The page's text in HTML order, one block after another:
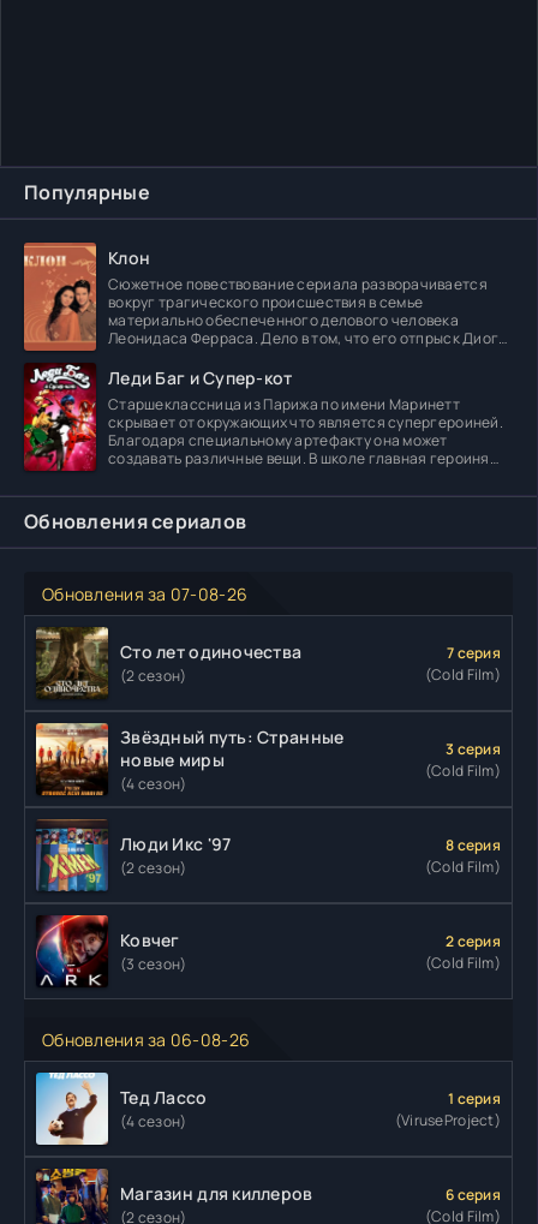
Популярные
Клон
Сюжетное повествование сериала разворачивается
вокруг трагического происшествия в семье
материально обеспеченного делового человека
Леонидаса Ферраса. Дело в том, что его отпрыск Диога
Леди Баг и Супер-кот
Старшеклассница из Парижа по имени Маринетт
скрывает от окружающих что является супергероиней.
Благодаря специальному артефакту она может
создавать различные вещи. В школе главная героиня
Обновления сериалов
Обновления за 07-08-26
Сто лет одиночества
(2 сезон)
7 серия
(Cold Film)
Звёздный путь: Странные
новые миры
(4 сезон)
3 серия
(Cold Film)
Люди Икс '97
(2 сезон)
8 серия
(Cold Film)
Ковчег
(3 сезон)
2 серия
(Cold Film)
Обновления за 06-08-26
Тед Лассо
(4 сезон)
1 серия
(ViruseProject)
Магазин для киллеров
(2 сезон)
6 серия
(Cold Film)